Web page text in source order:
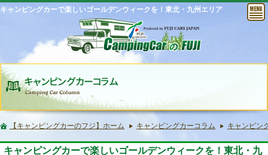
キャンピングカーで楽しいゴールデンウィークを！東北・九州エリア
【キャンピングカーのフジ】ホーム キャンピングカーコラム キャンピン
キャンピングカーで楽しいゴールデンウィークを！東北・九